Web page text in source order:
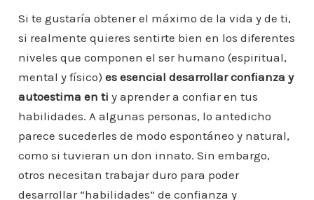
e
b
o
o
k
er l
s
A
p
p
e
st
e
dI
n
a
m
m
p
ar
ti
r
Si te gustaría obtener el máximo de la vida y de ti,
si realmente quieres sentirte bien en los diferentes
niveles que componen el ser humano (espiritual,
mental y físico) es esencial desarrollar confianza y
autoestima en ti y aprender a confiar en tus
habilidades. A algunas personas, lo antedicho
parece sucederles de modo espontáneo y natural,
como si tuvieran un don innato. Sin embargo,
otros necesitan trabajar duro para poder
desarrollar “habilidades” de confianza y